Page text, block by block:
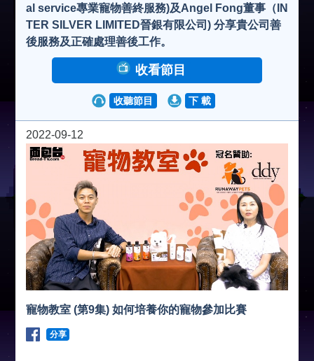
i
d
o
al service專業寵物善終服務)及Angel Fong董事（IN
TER SILVER LIMITED晉銀有限公司) 分享貴公司善
後服務及正確處理善後工作。
收看節目
收聽節目 下 載
2022-09-12
寵物教室 (第9集) 如何培養你的寵物參加比賽
分享